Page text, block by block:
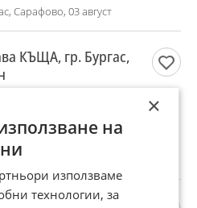
Сарафово, 03 август
КЪЩА, гр. Бургас,
€
лв
с включен ДДС
Ветрен, 31 юли
×
на
използваме
технологии, за